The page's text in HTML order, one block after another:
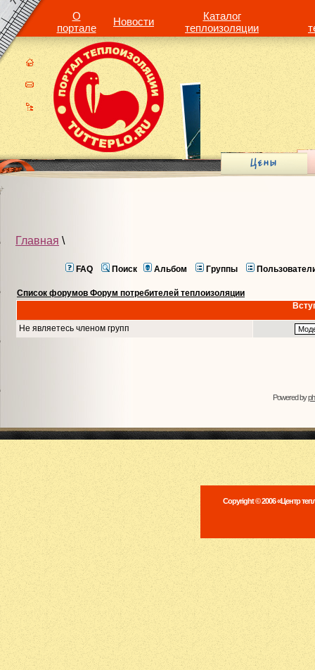
О
портале
Новости
Каталог
теплоизоляции
Главная \
FAQ Поиск Альбом Группы
Список форумов Форум потребителей теплоизоляции
Не являетесь членом групп
Powered by
Copyright © 2006 «Центр